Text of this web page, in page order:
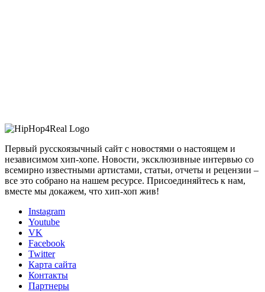
Первый русскоязычный сайт с новостями о настоящем и
независимом хип-хопе. Новости, эксклюзивные интервью со
всемирно известными артистами, статьи, отчеты и рецензии –
все это собрано на нашем ресурсе. Присоединяйтесь к нам,
вместе мы докажем, что хип-хоп жив!
Instagram
Youtube
VK
Facebook
Twitter
Карта сайта
Контакты
Партнеры